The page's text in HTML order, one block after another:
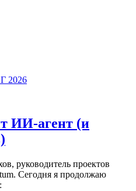
2026
ИИ‑агент (и
руководитель проектов
Сегодня я продолжаю